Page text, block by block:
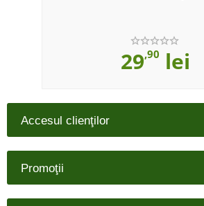
29,90 lei
Accesul clienţilor
Promoţii